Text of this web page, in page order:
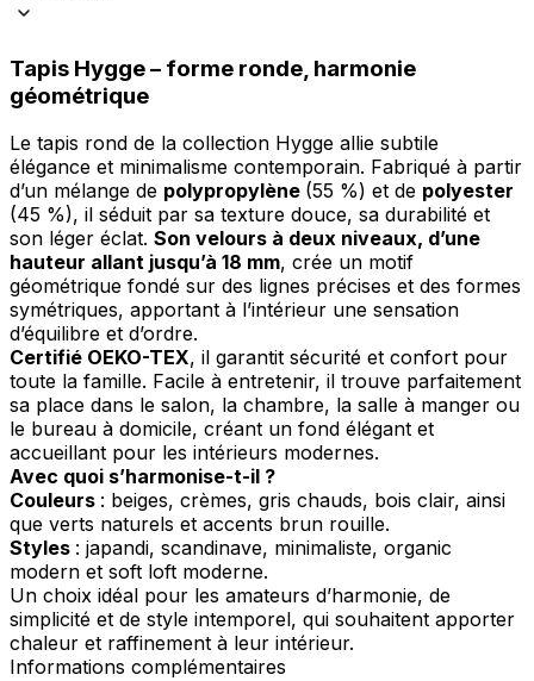
Tapis Hygge – forme ronde, harmonie
géométrique
Le tapis rond de la collection Hygge allie subtile
élégance et minimalisme contemporain. Fabriqué à partir
d’un mélange de polypropylène (55 %) et de polyester
(45 %), il séduit par sa texture douce, sa durabilité et
son léger éclat. Son velours à deux niveaux, d’une
hauteur allant jusqu’à 18 mm, crée un motif
géométrique fondé sur des lignes précises et des formes
symétriques, apportant à l’intérieur une sensation
d’équilibre et d’ordre.
Certifié OEKO-TEX, il garantit sécurité et confort pour
toute la famille. Facile à entretenir, il trouve parfaitement
sa place dans le salon, la chambre, la salle à manger ou
le bureau à domicile, créant un fond élégant et
accueillant pour les intérieurs modernes.
Avec quoi s’harmonise-t-il ?
Couleurs : beiges, crèmes, gris chauds, bois clair, ainsi
que verts naturels et accents brun rouille.
Styles : japandi, scandinave, minimaliste, organic
modern et soft loft moderne.
Un choix idéal pour les amateurs d’harmonie, de
simplicité et de style intemporel, qui souhaitent apporter
chaleur et raffinement à leur intérieur.
Informations complémentaires